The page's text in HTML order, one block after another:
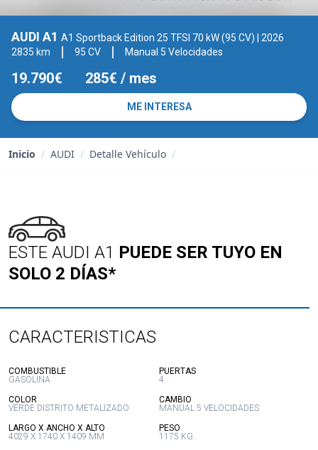
AUDI A1 A1 Sportback Edition 25 TFSI 70 kW (95 CV) | 2026
2835 km
95 CV Manual 5 Velocidades
19.790€ 285€ / mes
ME INTERESA
Inicio / AUDI / Detalle Vehículo /
ESTE AUDI A1 PUEDE SER TUYO EN
SOLO 2 DÍAS*
CARACTERISTICAS
COMBUSTIBLE:
GASOLINA
PUERTAS:
4
COLOR
VERDE DISTRITO METALIZADO
CAMBIO
MANUAL 5 VELOCIDADES
LARGO X ANCHO X ALTO
4029 X 1740 X 1409 MM
PESO
1175 KG.